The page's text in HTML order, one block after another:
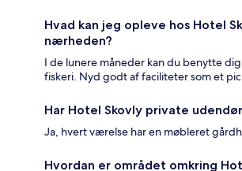
Hvad kan jeg opleve hos Hotel
nærheden?
I de lunere måneder kan du benytte
fiskeri. Nyd godt af faciliteter som et
Har Hotel Skovly private
Ja, hvert værelse har en møbleret
Hvordan er området omkring